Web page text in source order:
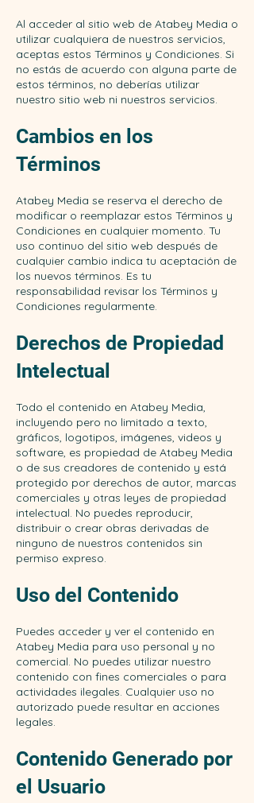
Al acceder al sitio web de Atabey Media o
utilizar cualquiera de nuestros servicios,
aceptas estos Términos y Condiciones. Si
no estás de acuerdo con alguna parte de
estos términos, no deberías utilizar
nuestro sitio web ni nuestros servicios.
Cambios en los
Términos
Atabey Media se reserva el derecho de
modificar o reemplazar estos Términos y
Condiciones en cualquier momento. Tu
uso continuo del sitio web después de
cualquier cambio indica tu aceptación de
los nuevos términos. Es tu
responsabilidad revisar los Términos y
Condiciones regularmente.
Derechos de Propiedad
Intelectual
Todo el contenido en Atabey Media,
incluyendo pero no limitado a texto,
gráficos, logotipos, imágenes, videos y
software, es propiedad de Atabey Media
o de sus creadores de contenido y está
protegido por derechos de autor, marcas
comerciales y otras leyes de propiedad
intelectual. No puedes reproducir,
distribuir o crear obras derivadas de
ninguno de nuestros contenidos sin
permiso expreso.
Uso del Contenido
Puedes acceder y ver el contenido en
Atabey Media para uso personal y no
comercial. No puedes utilizar nuestro
contenido con fines comerciales o para
actividades ilegales. Cualquier uso no
autorizado puede resultar en acciones
legales.
Contenido Generado por
el Usuario